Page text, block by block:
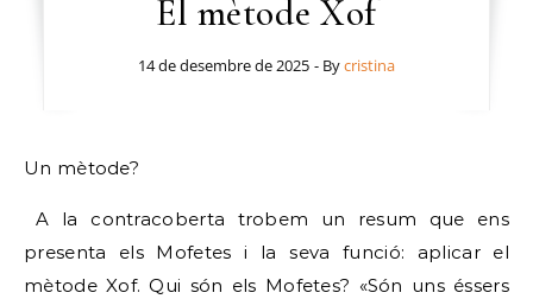
El mètode Xof
14 de desembre de 2025 - Bycristina
Un mètode?
A la contracoberta trobem un resum que ens
presenta els Mofetes i la seva funció: aplicar el
mètode Xof. Qui són els Mofetes? «Són uns éssers